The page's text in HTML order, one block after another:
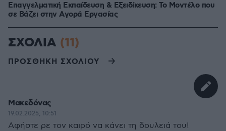
Επαγγελματική Εκπαίδευση & Εξειδίκευση: Το Mοντέλο που
σε Bάζει στην Aγορά Eργασίας
ΣΧΟΛΙΑ (11)
ΠΡΟΣΘΗΚΗ ΣΧΟΛΙΟΥ
Μακεδόνας
19.02.2025, 10:51
Αφήστε ρε τον καιρό να κάνει τη δουλειά του!